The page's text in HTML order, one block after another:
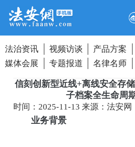
法治资讯 视频访谈 产品方案
媒体会展
专题报道 名律名师
信刻创新型近线+离线安全存
子档案全生命周
时间：2025-11-13来源：法安网
业务背景